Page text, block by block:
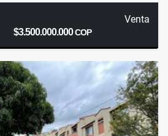
Venta
$3.500.000.000COP